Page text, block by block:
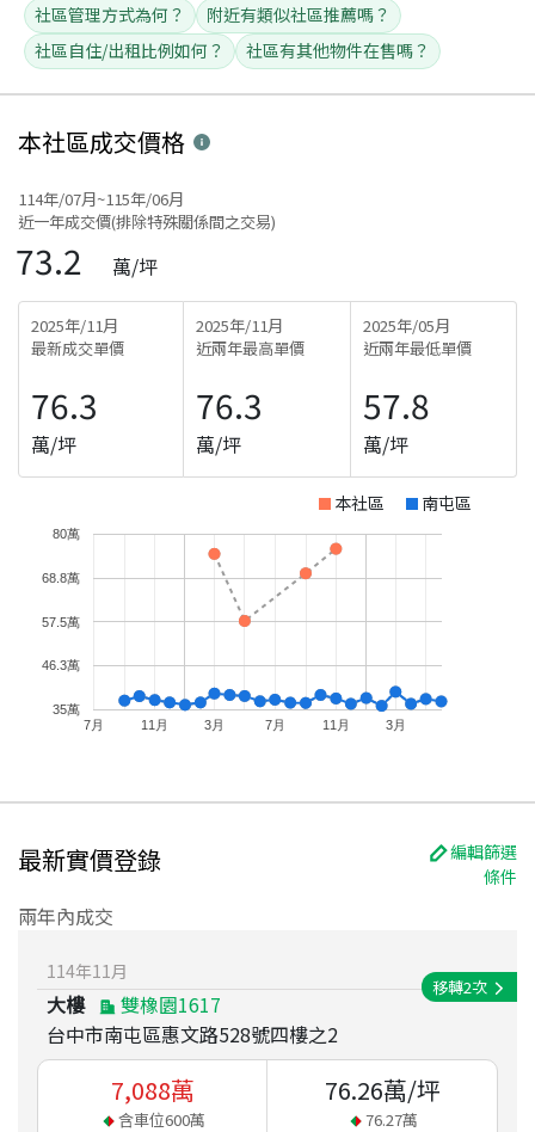
社區管理方式為何？
附近有類似社區推薦嗎？
社區自住/出租比例如何？
社區有其他物件在售嗎？
本社區成交價格
114年/07月~115年/06月
近一年成交價(排除特殊關係間之交易)
73.2 萬/坪
2025年/11月
最新成交單價
76.3
萬/坪
2025年/11月
近兩年最高單價
76.3
萬/坪
2025年/05月
近兩年最低單價
57.8
萬/坪
本社區 南屯區
7月 11月 3月 7月 11月 3月
35萬
46.3萬
57.5萬
68.8萬
80萬
最新實價登錄
編輯篩選
條件
兩年內成交
114年11 月
大樓
雙橡園1617
台中市南屯區惠文路528號四樓之2
移轉2次
7,088萬
含車位600萬
76.26萬/坪
76.27萬